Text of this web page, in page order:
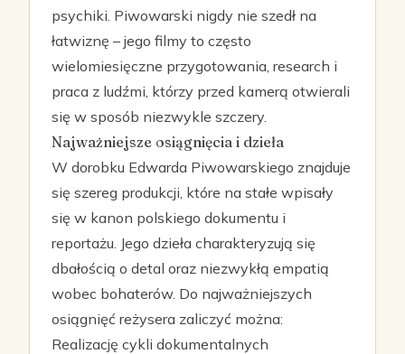
psychiki. Piwowarski nigdy nie szedł na
łatwiznę – jego filmy to często
wielomiesięczne przygotowania, research i
praca z ludźmi, którzy przed kamerą otwierali
się w sposób niezwykle szczery.
Najważniejsze osiągnięcia i dzieła
W dorobku Edwarda Piwowarskiego znajduje
się szereg produkcji, które na stałe wpisały
się w kanon polskiego dokumentu i
reportażu. Jego dzieła charakteryzują się
dbałością o detal oraz niezwykłą empatią
wobec bohaterów. Do najważniejszych
osiągnięć reżysera zaliczyć można:
Realizację cykli dokumentalnych